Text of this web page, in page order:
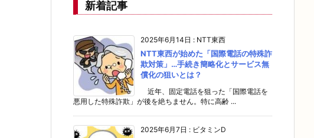
新着記事
2025年6月14日 : NTT東西
NTT東西が始めた「国際電話の特殊詐
欺対策」…手続き簡略化とサービス無
償化の狙いとは？
近年、固定電話を狙った「国際電話を
悪用した特殊詐欺」が後を絶ちません。特に高齢 ...
2025年6月7日 : ビタミンD